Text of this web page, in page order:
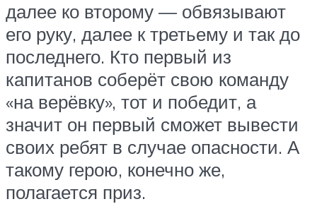
далее ко второму — обвязывают
его руку, далее к третьему и так до
последнего. Кто первый из
капитанов соберёт свою команду
«на верёвку», тот и победит, а
значит он первый сможет вывести
своих ребят в случае опасности. А
такому герою, конечно же,
полагается приз.